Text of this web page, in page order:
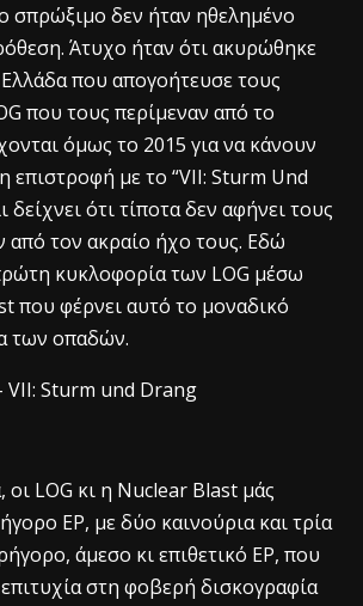
σπρώξιμο δεν ήταν ηθελημένο
Άτυχο ήταν ότι ακυρώθηκε
που απογοήτευσε τους
που τους περίμεναν από το
όμως το 2015 για να κάνουν
επιστροφή με το “VII: Sturm Und
ότι τίποτα δεν αφήνει τους
από τον ακραίο ήχο τους. Εδώ
κυκλοφορία των LOG μέσω
που φέρνει αυτό το μοναδικό
των οπαδών.
LOG κι η Nuclear Blast μάς
EP, με δύο καινούρια και τρία
άμεσο κι επιθετικό EP, που
στη φοβερή δισκογραφία